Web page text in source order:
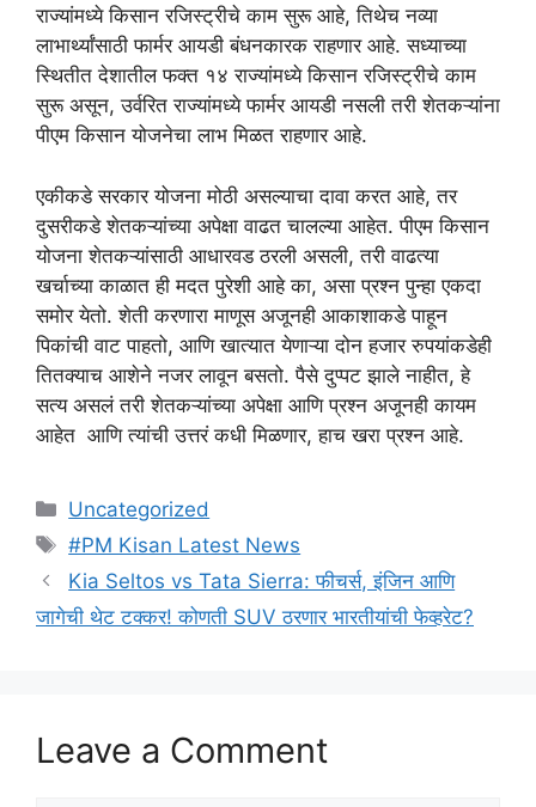
राज्यांमध्ये किसान रजिस्ट्रीचे काम सुरू आहे, तिथेच नव्या
लाभार्थ्यांसाठी फार्मर आयडी बंधनकारक राहणार आहे. सध्याच्या
स्थितीत देशातील फक्त १४ राज्यांमध्ये किसान रजिस्ट्रीचे काम
सुरू असून, उर्वरित राज्यांमध्ये फार्मर आयडी नसली तरी शेतकऱ्यांना
पीएम किसान योजनेचा लाभ मिळत राहणार आहे.
एकीकडे सरकार योजना मोठी असल्याचा दावा करत आहे, तर
दुसरीकडे शेतकऱ्यांच्या अपेक्षा वाढत चालल्या आहेत. पीएम किसान
योजना शेतकऱ्यांसाठी आधारवड ठरली असली, तरी वाढत्या
खर्चाच्या काळात ही मदत पुरेशी आहे का, असा प्रश्न पुन्हा एकदा
समोर येतो. शेती करणारा माणूस अजूनही आकाशाकडे पाहून
पिकांची वाट पाहतो, आणि खात्यात येणाऱ्या दोन हजार रुपयांकडेही
तितक्याच आशेने नजर लावून बसतो. पैसे दुप्पट झाले नाहीत, हे
सत्य असलं तरी शेतकऱ्यांच्या अपेक्षा आणि प्रश्न अजूनही कायम
आहेत आणि त्यांची उत्तरं कधी मिळणार, हाच खरा प्रश्न आहे.
Categories
Uncategorized
Tags
#PM Kisan Latest News
Kia Seltos vs Tata Sierra: फीचर्स, इंजिन आणि
जागेची थेट टक्कर! कोणती SUV ठरणार भारतीयांची फेव्हरेट?
Leave a Comment